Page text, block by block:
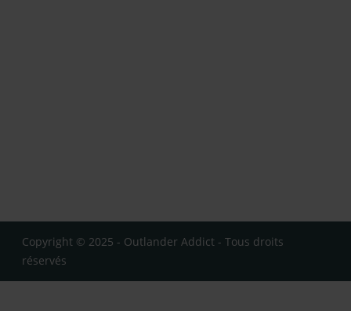
Copyright © 2025 - Outlander Addict - Tous droits
réservés